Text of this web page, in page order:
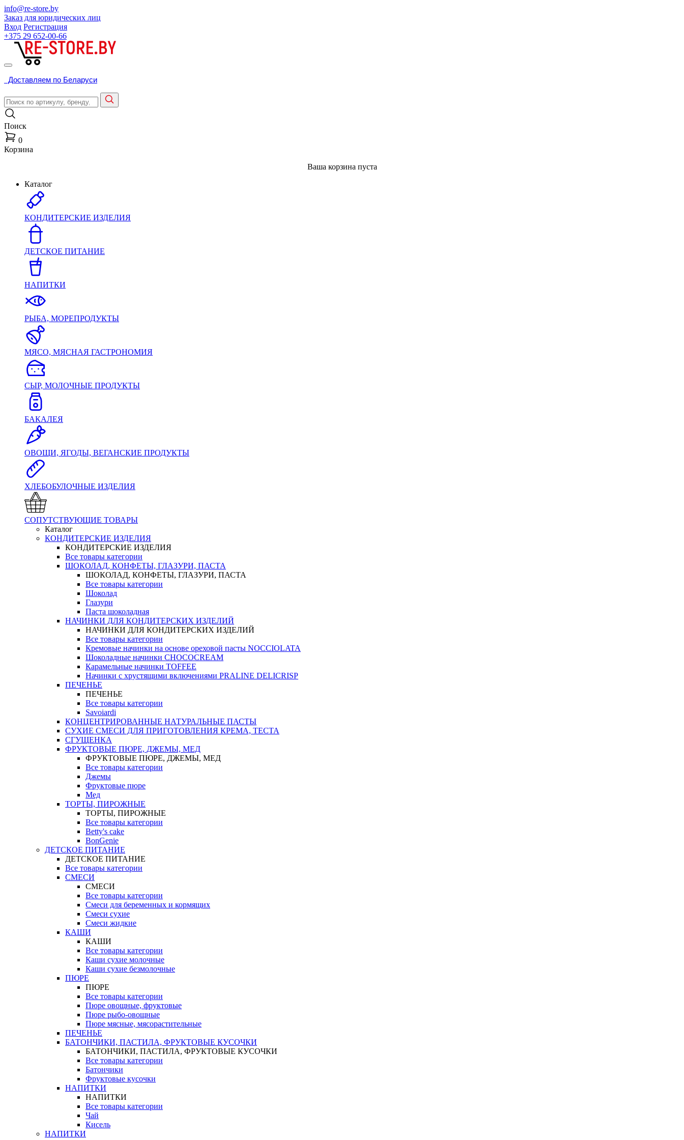
info@re-store.by
Заказ для юридических лиц
Вход Регистрация
+375 29 652-00-66
Доставляем по Беларуси
Поиск
0
Корзина
Ваша корзина пуста
Каталог
КОНДИТЕРСКИЕ ИЗДЕЛИЯ
ДЕТСКОЕ ПИТАНИЕ
НАПИТКИ
РЫБА, МОРЕПРОДУКТЫ
МЯСО, МЯСНАЯ ГАСТРОНОМИЯ
СЫР, МОЛОЧНЫЕ ПРОДУКТЫ
БАКАЛЕЯ
ОВОЩИ, ЯГОДЫ, ВЕГАНСКИЕ ПРОДУКТЫ
ХЛЕБОБУЛОЧНЫЕ ИЗДЕЛИЯ
СОПУТСТВУЮЩИЕ ТОВАРЫ
Каталог
КОНДИТЕРСКИЕ ИЗДЕЛИЯ
КОНДИТЕРСКИЕ ИЗДЕЛИЯ
Все товары категории
ШОКОЛАД, КОНФЕТЫ, ГЛАЗУРИ, ПАСТА
ШОКОЛАД, КОНФЕТЫ, ГЛАЗУРИ, ПАСТА
Все товары категории
Шоколад
Глазури
Паста шоколадная
НАЧИНКИ ДЛЯ КОНДИТЕРСКИХ ИЗДЕЛИЙ
НАЧИНКИ ДЛЯ КОНДИТЕРСКИХ ИЗДЕЛИЙ
Все товары категории
Кремовые начинки на основе ореховой пасты NOCCIOLATA
Шоколадные начинки CHOCOCREAM
Карамельные начинки TOFFEE
Начинки с хрустящими включениями PRALINE DELICRISP
ПЕЧЕНЬЕ
ПЕЧЕНЬЕ
Все товары категории
Savoiardi
КОНЦЕНТРИРОВАННЫЕ НАТУРАЛЬНЫЕ ПАСТЫ
СУХИЕ СМЕСИ ДЛЯ ПРИГОТОВЛЕНИЯ КРЕМА, ТЕСТА
СГУЩЕНКА
ФРУКТОВЫЕ ПЮРЕ, ДЖЕМЫ, МЕД
ФРУКТОВЫЕ ПЮРЕ, ДЖЕМЫ, МЕД
Все товары категории
Джемы
Фруктовые пюре
Мед
ТОРТЫ, ПИРОЖНЫЕ
ТОРТЫ, ПИРОЖНЫЕ
Все товары категории
Betty's cake
BonGenie
ДЕТСКОЕ ПИТАНИЕ
ДЕТСКОЕ ПИТАНИЕ
Все товары категории
СМЕСИ
СМЕСИ
Все товары категории
Смеси для беременных и кормящих
Смеси сухие
Смеси жидкие
КАШИ
КАШИ
Все товары категории
Каши сухие молочные
Каши сухие безмолочные
ПЮРЕ
ПЮРЕ
Все товары категории
Пюре овощные, фруктовые
Пюре рыбо-овощные
Пюре мясные, мясорастительные
ПЕЧЕНЬЕ
БАТОНЧИКИ, ПАСТИЛА, ФРУКТОВЫЕ КУСОЧКИ
БАТОНЧИКИ, ПАСТИЛА, ФРУКТОВЫЕ КУСОЧКИ
Все товары категории
Батончики
Фруктовые кусочки
НАПИТКИ
НАПИТКИ
Все товары категории
Чай
Кисель
НАПИТКИ